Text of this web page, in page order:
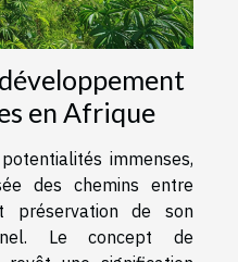
en Afrique
immenses,
des chemins entre
préservation de son
Le concept de